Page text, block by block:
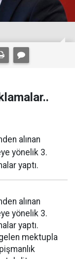
alınan
yönelik 3.
yaptı.
alınan
yönelik 3.
yaptı.
mektupla